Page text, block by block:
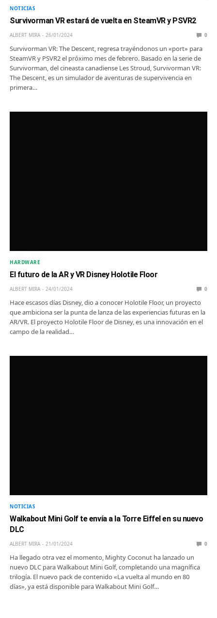
NOTICIAS
Survivorman VR estará de vuelta en SteamVR y PSVR2
ALBERT MIRA 26/01/2024 0
Survivorman VR: The Descent, regresa trayéndonos un «port» para
SteamVR y PSVR2 el próximo mes de febrero. Basado en la serie de
Survivorman, del cineasta canadiense Les Stroud, Survivorman VR:
The Descent, es un simulador de aventuras de supervivencia en
primera…
HARDWARE
El futuro de la AR y VR Disney Holotile Floor
ALBERT MIRA 24/01/2024 0
Hace escasos días Disney, dio a conocer Holotile Floor, un proyecto
que ambiciona ser la punta de lanza de las experiencias futuras en la
AR/VR. El proyecto Holotile Floor de Disney, es una innovación en el
campo de la realidad…
NOTICIAS
Walkabout Mini Golf te envía a la Torre Eiffel en su nuevo
DLC
ALBERT MIRA 21/01/2024 0
Ha llegado otra vez el momento, Mighty Coconut ha lanzado un
nuevo DLC para Walkabout Mini Golf, completando una magnífica
trilogía. El nuevo pack de contenido «La vuelta al mundo en 80
días», ya está disponible para Walkabout Mini Golf…